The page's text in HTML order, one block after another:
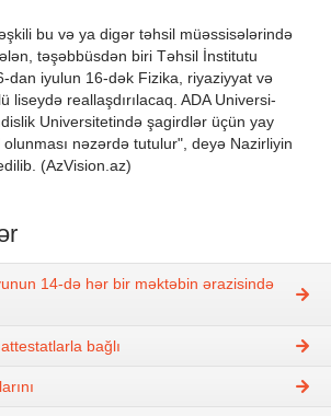
bu və ya digər təhsil müəssisələri­ndə
təşəbbüsdən biri Təhsil İnstitutu
dan iyulun 16-dək Fizika, riyaziyyat və
liseydə reallaşdır­ılacaq. ADA Universi­
Universitetində şagirdlər üçün yay
nəzərdə tutulur", deyə Nazirliyin
(AzVision.az)
14-də hər bir məktəbin ərazisində
bağlı